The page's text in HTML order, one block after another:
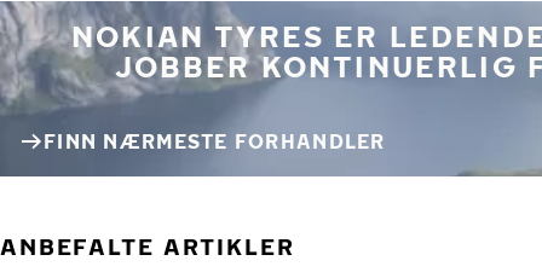
NOKIAN TYRES ER
JOBBER KONTINUERLIG
FINN NÆRMESTE FORHANDLER
ANBEFALTE ARTIKLER